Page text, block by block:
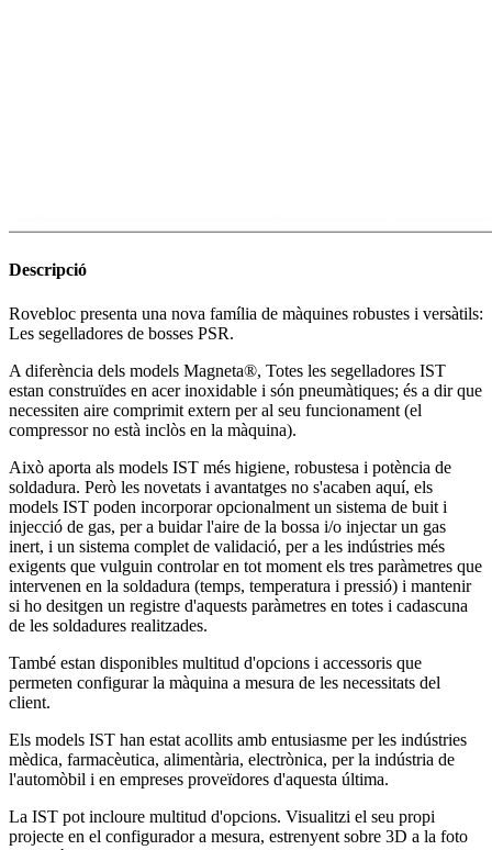
Descripció
Rovebloc presenta una nova família de màquines robustes i versàtils:
Les segelladores de bosses PSR.
A diferència dels models Magneta®, Totes les segelladores IST
estan construïdes en acer inoxidable i són pneumàtiques; és a dir que
necessiten aire comprimit extern per al seu funcionament (el
compressor no està inclòs en la màquina).
Això aporta als models IST més higiene, robustesa i potència de
soldadura. Però les novetats i avantatges no s'acaben aquí, els
models IST poden incorporar opcionalment un sistema de buit i
injecció de gas, per a buidar l'aire de la bossa i/o injectar un gas
inert, i un sistema complet de validació, per a les indústries més
exigents que vulguin controlar en tot moment els tres paràmetres que
intervenen en la soldadura (temps, temperatura i pressió) i mantenir
si ho desitgen un registre d'aquests paràmetres en totes i cadascuna
de les soldadures realitzades.
També estan disponibles multitud d'opcions i accessoris que
permeten configurar la màquina a mesura de les necessitats del
client.
Els models IST han estat acollits amb entusiasme per les indústries
mèdica, farmacèutica, alimentària, electrònica, per la indústria de
l'automòbil i en empreses proveïdores d'aquesta última.
La IST pot incloure multitud d'opcions. Visualitzi el seu propi
projecte en el configurador a mesura, estrenyent sobre 3D a la foto